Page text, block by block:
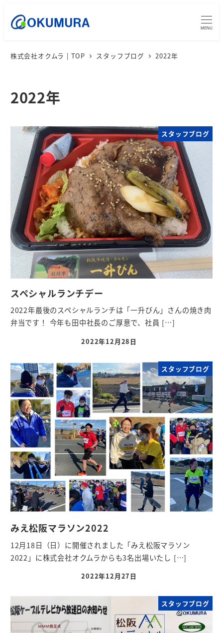
MENU
株式会社オクムラ | TOP スタッフブログ 2022年
2022年
スタッフブログ
スペシャルランチデー
2022年最後のスペシャルランチは「一升びん」さんの焼き肉
弁当です！ 今年も田中社長のご厚意で、社員 […]
2022年12月28日
スタッフブログ
みえ松阪マラソン2022
12月18日（日）に開催されました「みえ松阪マラソン
2022」に株式会社オクムラからも3名出場いたし […]
2022年12月27日
スタッフブログ